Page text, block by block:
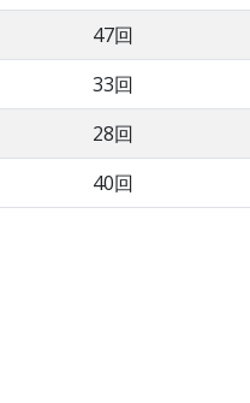
47回
33回
28回
40回